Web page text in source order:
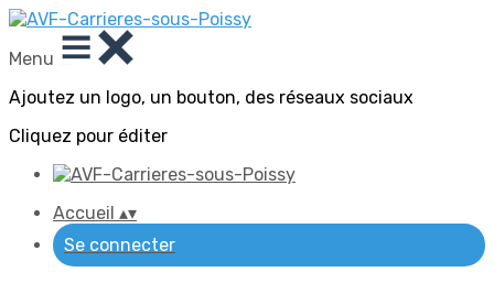
Menu
Ajoutez un logo, un bouton, des réseaux sociaux
Cliquez pour éditer
Accueil ▴▾
Se connecter